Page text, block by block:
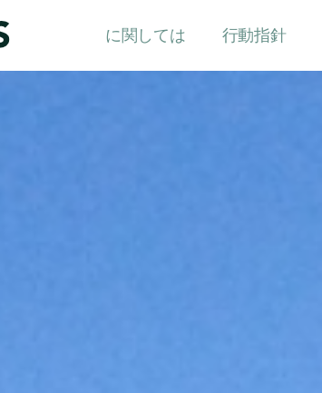
に関しては 行動指針